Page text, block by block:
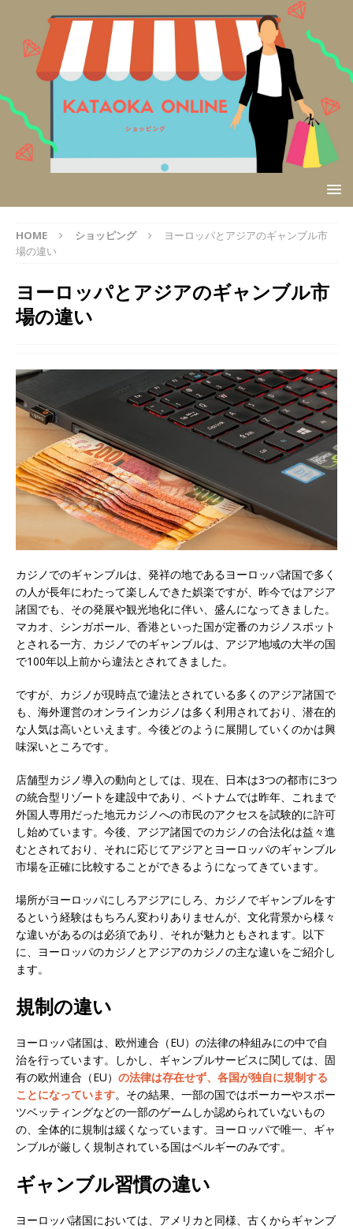
HOME ショッピング
ヨーロッパとアジアのギャンブル市
場の違い
ヨーロッパとアジアのギャンブル市
場の違い
カジノでのギャンブルは、発祥の地であるヨーロッパ諸国で多く
の人が長年にわたって楽しんできた娯楽ですが、昨今ではアジア
諸国でも、その発展や観光地化に伴い、盛んになってきました。
マカオ、シンガポール、香港といった国が定番のカジノスポット
とされる一方、カジノでのギャンブルは、アジア地域の大半の国
で100年以上前から違法とされてきました。
ですが、カジノが現時点で違法とされている多くのアジア諸国で
も、海外運営のオンラインカジノは多く利用されており、潜在的
な人気は高いといえます。今後どのように展開していくのかは興
味深いところです。
店舗型カジノ導入の動向としては、現在、日本は3つの都市に3つ
の統合型リゾートを建設中であり、ベトナムでは昨年、これまで
外国人専用だった地元カジノへの市民のアクセスを試験的に許可
し始めています。今後、アジア諸国でのカジノの合法化は益々進
むとされており、それに応じてアジアとヨーロッパのギャンブル
市場を正確に比較することができるようになってきています。
場所がヨーロッパにしろアジアにしろ、カジノでギャンブルをす
るという経験はもちろん変わりありませんが、文化背景から様々
な違いがあるのは必須であり、それが魅力ともされます。以下
に、ヨーロッパのカジノとアジアのカジノの主な違いをご紹介し
ます。
規制の違い
ヨーロッパ諸国は、欧州連合（EU）の法律の枠組みにの中で自
治を行っています。しかし、ギャンブルサービスに関しては、固
有の欧州連合（EU） の法律は存在せず、各国が独自に規制する
ことになっています。その結果、一部の国ではポーカーやスポー
ツベッティングなどの一部のゲームしか認められていないもの
の、全体的に規制は緩くなっています。ヨーロッパで唯一、ギャ
ンブルが厳しく規制されている国はベルギーのみです。
ギャンブル習慣の違い
ヨーロッパ諸国においては、アメリカと同様、古くからギャンブ